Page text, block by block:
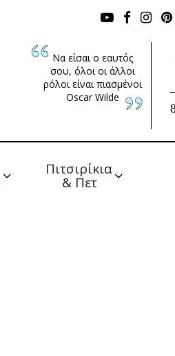
Να είσαι ο εαυτός
σου, όλοι οι άλλοι
ρόλοι είναι πιασμένοι
Oscar Wilde
Πιτσιρίκια
& Πετ